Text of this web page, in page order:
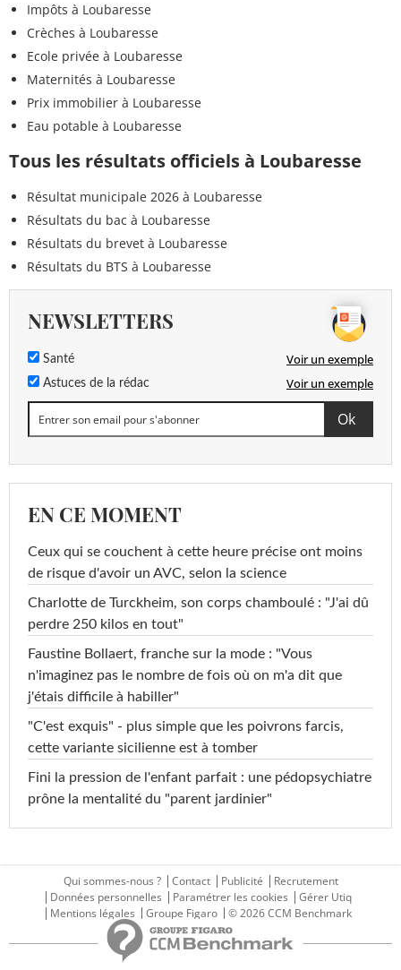
Impôts à Loubaresse
Crèches à Loubaresse
Ecole privée à Loubaresse
Maternités à Loubaresse
Prix immobilier à Loubaresse
Eau potable à Loubaresse
Tous les résultats officiels à Loubaresse
Résultat municipale 2026 à Loubaresse
Résultats du bac à Loubaresse
Résultats du brevet à Loubaresse
Résultats du BTS à Loubaresse
NEWSLETTERS
Santé Voir un exemple
Astuces de la rédac Voir un exemple
EN CE MOMENT
Ceux qui se couchent à cette heure précise ont moins
de risque d'avoir un AVC, selon la science
Charlotte de Turckheim, son corps chamboulé : "J'ai dû
perdre 250 kilos en tout"
Faustine Bollaert, franche sur la mode : "Vous
n'imaginez pas le nombre de fois où on m'a dit que
j'étais difficile à habiller"
"C'est exquis" - plus simple que les poivrons farcis,
cette variante sicilienne est à tomber
Fini la pression de l'enfant parfait : une pédopsychiatre
prône la mentalité du "parent jardinier"
Qui sommes-nous ? Contact Publicité
Recrutement
Données personnelles
Paramétrer les cookies
Gérer Utiq
Mentions légales
Groupe Figaro © 2026 CCM Benchmark